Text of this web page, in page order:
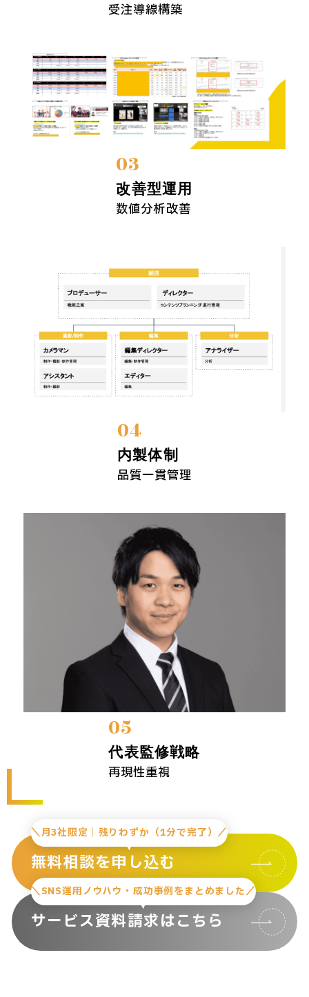
受注導線構築
03
改善型運用
数値分析改善
04
内製体制
品質一貫管理
05
代表監修戦略
再現性重視
＼月3社限定｜残りわずか（1分で完了）／
無料相談を申し込む
＼SNS運用ノウハウ・成功事例をまとめました／
サービス資料請求はこちら